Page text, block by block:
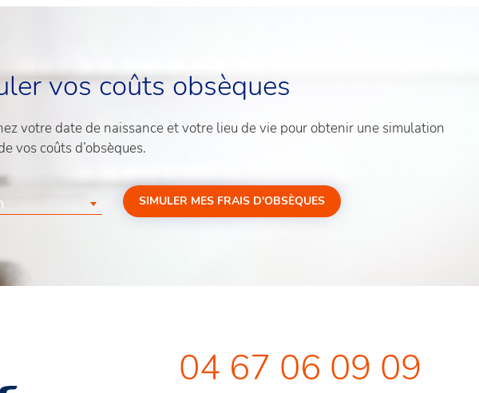
vos coûts obsèques
votre date de naissance et votre lieu de vie pour obtenir une simulation
vos coûts d’obsèques.
SIMULER MES FRAIS D'OBSÈQUES
04 67 06 09 09